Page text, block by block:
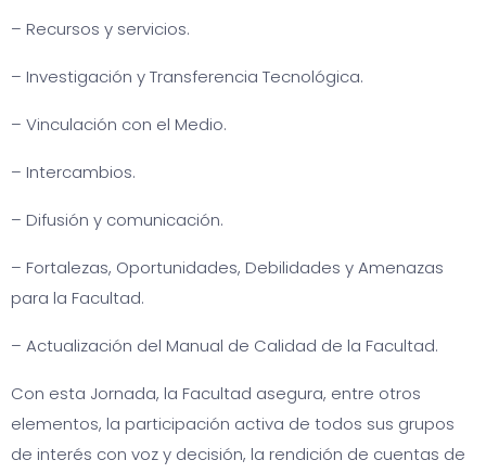
– Recursos y servicios.
– Investigación y Transferencia Tecnológica.
– Vinculación con el Medio.
– Intercambios.
– Difusión y comunicación.
– Fortalezas, Oportunidades, Debilidades y Amenazas
para la Facultad.
– Actualización del Manual de Calidad de la Facultad.
Con esta Jornada, la Facultad asegura, entre otros
elementos, la participación activa de todos sus grupos
de interés con voz y decisión, la rendición de cuentas de